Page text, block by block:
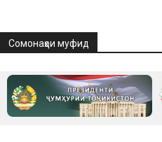
Сомонаҳои муфид